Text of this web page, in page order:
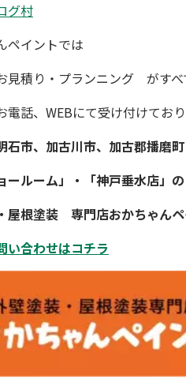
グ村
ペイントでは
見積り・プランニング
がすべ
電話、WEBにて受け付けてお
石市、加古川市、 加古郡播磨
ールーム」・「神戸垂水店」
屋根塗装 専門店おかちゃん
い合わせはコチラ